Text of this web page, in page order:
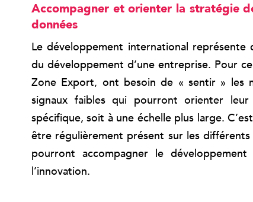
Accompagner et orienter la stratégie
données
Le développement international
du développement d’une entreprise. Pour
Zone Export, ont besoin de « sentir » les
signaux faibles qui pourront orienter
spécifique, soit à une échelle plus large.
être régulièrement présent sur les
pourront accompagner le
l’innovation.